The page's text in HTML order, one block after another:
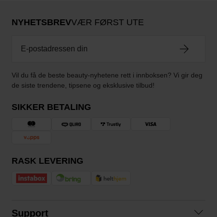
NYHETSBREVVÆR FØRST UTE
Vil du få de beste beauty-nyhetene rett i innboksen? Vi gir deg
de siste trendene, tipsene og eksklusive tilbud!
SIKKER BETALING
RASK LEVERING
Support